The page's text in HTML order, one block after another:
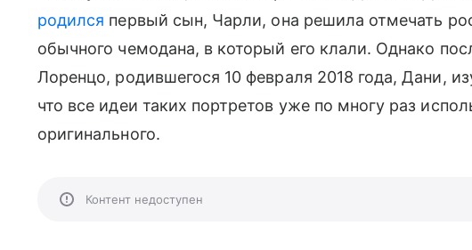
родился первый сын, Чарли, она решила отмечать
обычного чемодана, в который его клали. Однако
Лоренцо, родившегося 10 февраля 2018 года, Дани,
что все идеи таких портретов уже по многу раз
оригинального.
Контент недоступен